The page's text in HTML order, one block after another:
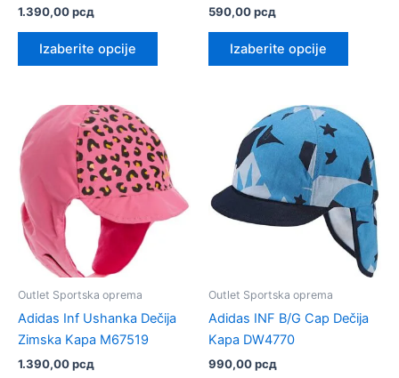
1.390,00рсд
Izaberite opcije
Ovaj
Opcije
mogu
biti
izabrane
590,00рсд
Izaberite opcije
Ovaj
varijanti.
Opcije
mogu
biti
izabrane
na
stranici
Outlet Sportska oprema
Adidas Inf Ushanka Dečija
Zimska Kapa M67519
1.390,00рсд
Outlet Sportska oprema
Adidas INF B/G Cap Dečija
Kapa DW4770
990,00рсд